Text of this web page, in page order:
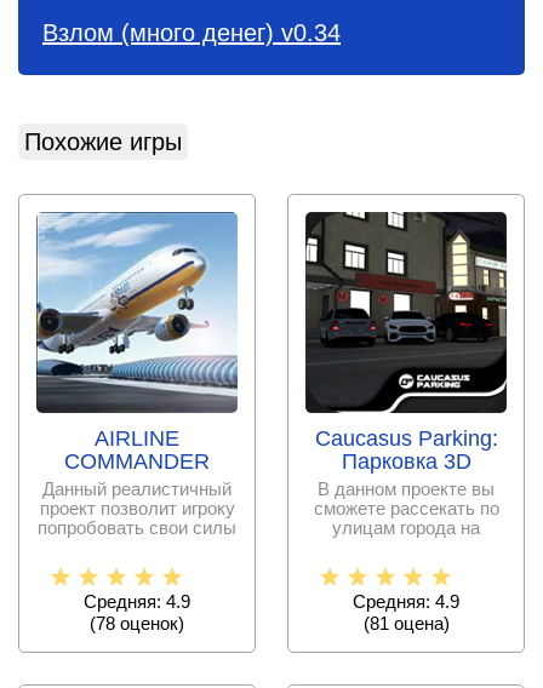
Взлом (много денег) v0.34
Похожие игры
AIRLINE
COMMANDER
Данный реалистичный
проект позволит игроку
попробовать свои силы
Средняя: 4.9
(78 оценок)
Caucasus Parking:
Парковка 3D
В данном проекте вы
сможете рассекать по
улицам города на
машинах и
Средняя: 4.9
(81 оценa)